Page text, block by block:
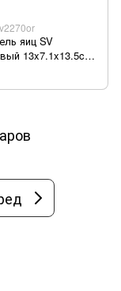
яиц SV
13x7.1x13.5cm
(sv2270or)